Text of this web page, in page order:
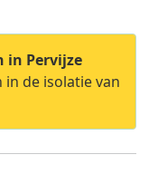
in Pervijze
in de isolatie van